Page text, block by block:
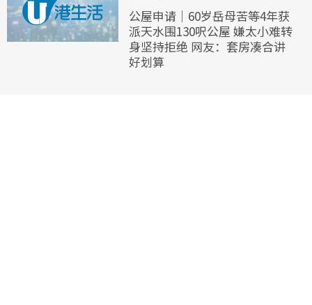
公屋申请｜60岁岳母苦等4年获
派天水围130呎公屋 嫌太小难转
身坚持拒绝 网友：套房凑合讲
好划算